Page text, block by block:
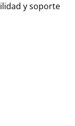
y soporte